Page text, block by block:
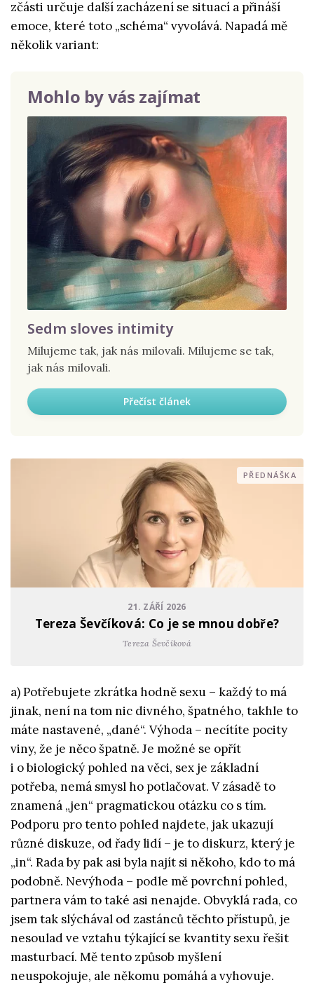
zčásti určuje další zacházení se situací a přináší
emoce, které toto „schéma“ vyvolává. Napadá mě
několik variant:
Mohlo by vás zajímat
Sedm sloves intimity
Milujeme tak, jak nás milovali. Milujeme se tak,
jak nás milovali.
Přečíst článek
PŘEDNÁŠKA
21. ZÁŘÍ 2026
Tereza Ševčíková: Co je se mnou dobře?
Tereza Ševčíková
a) Potřebujete zkrátka hodně sexu – každý to má
jinak, není na tom nic divného, špatného, takhle to
máte nastavené, „dané“. Výhoda – necítíte pocity
viny, že je něco špatně. Je možné se opřít
i o biologický pohled na věci, sex je základní
potřeba, nemá smysl ho potlačovat. V zásadě to
znamená „jen“ pragmatickou otázku co s tím.
Podporu pro tento pohled najdete, jak ukazují
různé diskuze, od řady lidí – je to diskurz, který je
„in“. Rada by pak asi byla najít si někoho, kdo to má
podobně. Nevýhoda – podle mě povrchní pohled,
partnera vám to také asi nenajde. Obvyklá rada, co
jsem tak slýchával od zastánců těchto přístupů, je
nesoulad ve vztahu týkající se kvantity sexu řešit
masturbací. Mě tento způsob myšlení
neuspokojuje, ale někomu pomáhá a vyhovuje.